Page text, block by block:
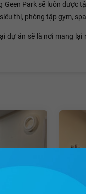
Park sẽ luôn được
thị, phòng tập gym,
dự án sẽ là nơi mang